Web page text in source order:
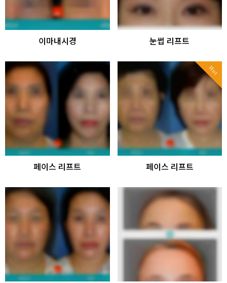
이마내시경 눈썹 리프트
페이스 리프트
Hot
페이스 리프트